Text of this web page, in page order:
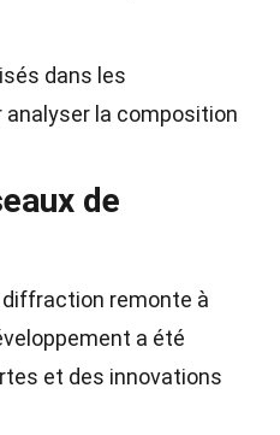
dans les
la composition
de
remonte à
a été
et des innovations